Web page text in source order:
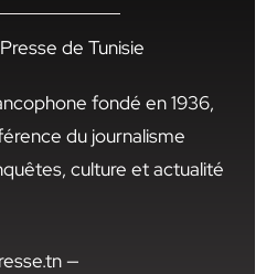
de Tunisie
fondé en 1936,
du journalisme
culture et actualité
—